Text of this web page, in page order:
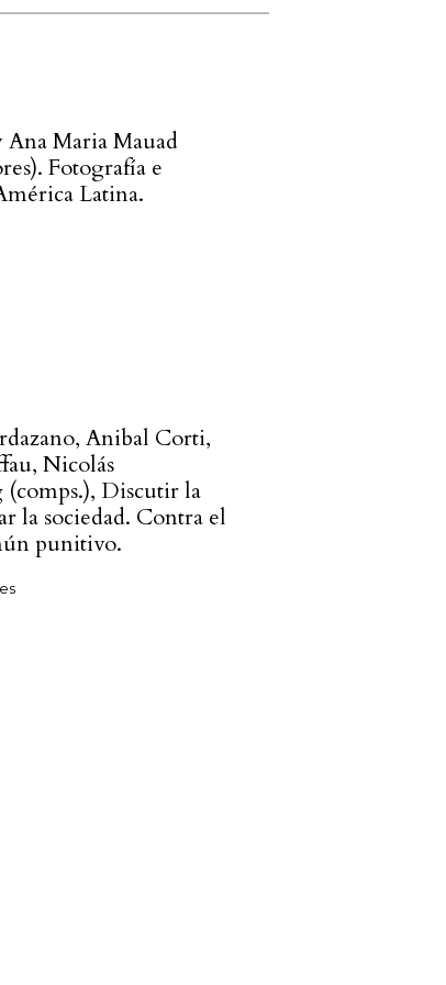
Ana Maria Mauad
Fotografía e
Latina.
Anibal Corti,
Nicolás
Discutir la
la sociedad. Contra el
punitivo.